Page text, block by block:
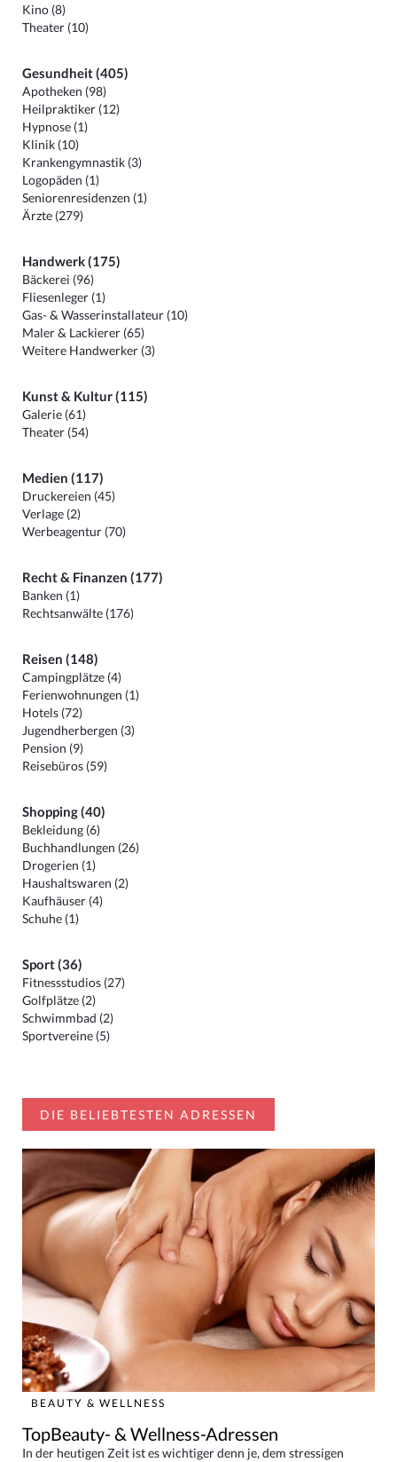
Kino (8)
Theater (10)
Gesundheit (405)
Apotheken (98)
Heilpraktiker (12)
Hypnose (1)
Klinik (10)
Krankengymnastik (3)
Logopäden (1)
Seniorenresidenzen (1)
Ärzte (279)
Handwerk (175)
Bäckerei (96)
Fliesenleger (1)
Gas- & Wasserinstallateur (10)
Maler & Lackierer (65)
Weitere Handwerker (3)
Kunst & Kultur (115)
Galerie (61)
Theater (54)
Medien (117)
Druckereien (45)
Verlage (2)
Werbeagentur (70)
Recht & Finanzen (177)
Banken (1)
Rechtsanwälte (176)
Reisen (148)
Campingplätze (4)
Ferienwohnungen (1)
Hotels (72)
Jugendherbergen (3)
Pension (9)
Reisebüros (59)
Shopping (40)
Bekleidung (6)
Buchhandlungen (26)
Drogerien (1)
Haushaltswaren (2)
Kaufhäuser (4)
Schuhe (1)
Sport (36)
Fitnessstudios (27)
Golfplätze (2)
Schwimmbad (2)
Sportvereine (5)
DIE BELIEBTESTEN ADRESSEN
BEAUTY & WELLNESS
TopBeauty- & Wellness-Adressen
In der heutigen Zeit ist es wichtiger denn je, dem stressigen